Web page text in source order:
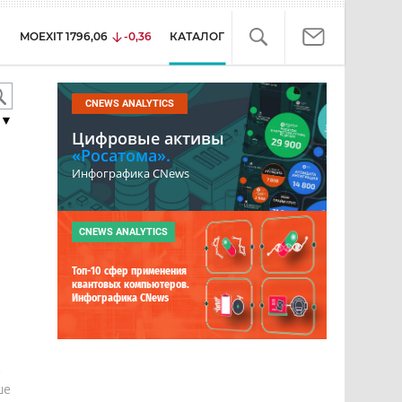
MOEXIT 1796,06 -0,36 КАТАЛОГ
▼
CNEWS ANALYTICS
Цифровые активы
«Росатома».
Инфографика CNews
CNEWS ANALYTICS
Топ-10 сфер применения
квантовых компьютеров.
Инфографика CNews